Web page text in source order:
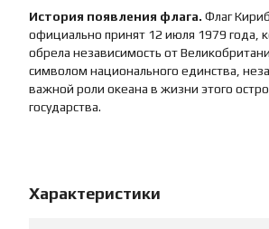
История появления флага. Флаг
официально принят 12 июля 1979 года,
обрела независимость от
символом национального единства,
важной роли океана в жизни этого
государства.
Характеристики